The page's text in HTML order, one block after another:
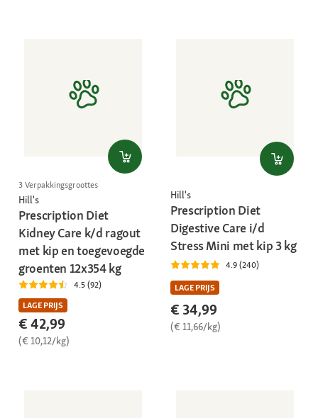
3 Verpakkingsgroottes
Hill's
Prescription Diet
Kidney Care k/d ragout
met kip en toegevoegde
groenten 12x354 kg
4.5 (92)
LAGE PRIJS
€ 42,99
(€ 10,12/kg)
Hill's
Prescription Diet
Digestive Care i/d
Stress Mini met kip 3 kg
4.9 (240)
LAGE PRIJS
€ 34,99
(€ 11,66/kg)